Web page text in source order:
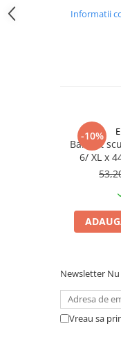
Plasturi
Altele-Sanatatea
Suplimente alimentare
Vitamine si minerale
Afectiuni dermatologice
Afectiuni osteo-
Afectiuni oftalmologice
Afectiuni cardio-
Informatii
-10%
BabyFit
6/ XL x
Newsletter
Vreau sa